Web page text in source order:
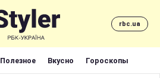
rbc.ua
Полезное Вкусно Гороскопы